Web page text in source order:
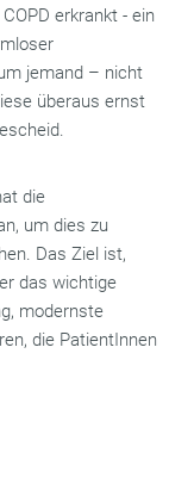
erkrankt - ein
jemand – nicht
überaus ernst
die
um dies zu
Das Ziel ist,
das wichtige
modernste
die PatientInnen